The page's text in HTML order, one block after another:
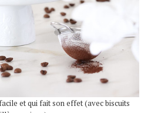
et qui fait son effet (avec biscuits